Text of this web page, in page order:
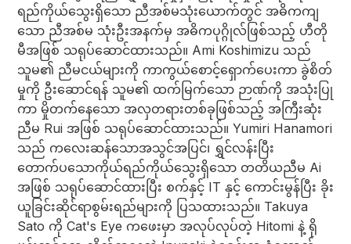
ရည်ကိုယ်သွေးရှိသော ညီအစ်မသုံးယောက်တွင် အဓိကကျ
သော ညီအစ်မ သုံးဦးအနက်မှ အဓိကပုဂ္ဂိုလ်ဖြစ်သည့် ဟီတို
မီအဖြစ် သရုပ်ဆောင်ထားသည်။ Ami Koshimizu သည်
သူမ၏ ညီမငယ်များကို ကာကွယ်စောင့်ရှောက်ပေးကာ ခွဲစိတ်
မှုကို ဦးဆောင်ရန် သူမ၏ ထက်မြက်သော ဉာဏ်ကို အသုံးပြု
ကာ မှိုတက်နေသော အလှတရားတစ်ခုဖြစ်သည့် အကြီးဆုံး
ညီမ Rui အဖြစ် သရုပ်ဆောင်ထားသည်။ Yumiri Hanamori
သည် ကလေးဆန်သောအသွင်အပြင်၊ ရွှင်လန်းပြီး
တောက်ပသောကိုယ်ရည်ကိုယ်သွေးရှိသော တတိယညီမ Ai
အဖြစ် သရုပ်ဆောင်ထားပြီး စက်နှင့် IT နှင့် ကောင်းမွန်ပြီး ခိုး
ယူခြင်းဆိုင်ရာစွမ်းရည်များကို ပြသထားသည်။ Takuya
Sato ကို Cat's Eye ကဖေးမှာ အလုပ်လုပ်တဲ့ Hitomi နဲ့ ရို